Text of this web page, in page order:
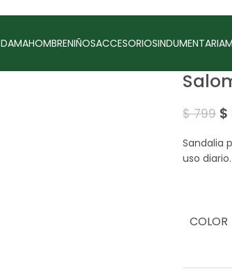
DAMAHOMBRENIÑOSACCESORIOSINDUMENTARIA
$799 $
Sandalia
uso diario.
COLOR